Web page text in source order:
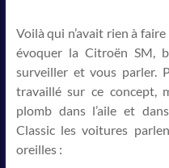
Voilà qui n’avait rien à
évoquer la Citroën SM,
surveiller et vous parler.
travaillé sur ce concept,
plomb dans l’aile et
Classic les voitures
oreilles :